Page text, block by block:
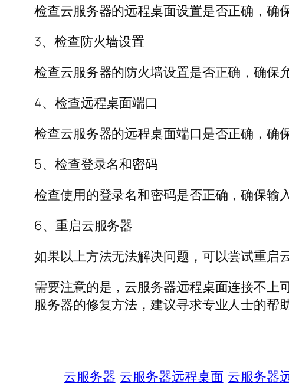
检查云服务器的远程桌面设置是否正确，确
3、检查防火墙设置
检查云服务器的防火墙设置是否正确，确保
4、检查远程桌面端口
检查云服务器的远程桌面端口是否正确，确
5、检查登录名和密码
检查使用的登录名和密码是否正确，确保输
6、重启云服务器
如果以上方法无法解决问题，可以尝试重启
需要注意的是，云服务器远程桌面连接不
服务器的修复方法，建议寻求专业人士的帮助
云服务器 云服务器远程桌面 云服务器